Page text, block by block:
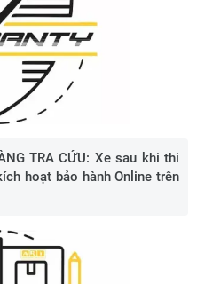
TRA CỨU: Xe sau khi thi
hoạt bảo hành Online trên